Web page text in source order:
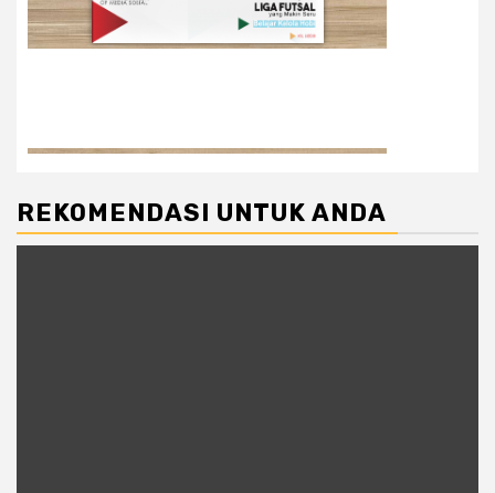
REKOMENDASI UNTUK ANDA